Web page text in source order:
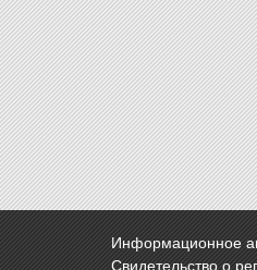
Информационное
Свидетельство о